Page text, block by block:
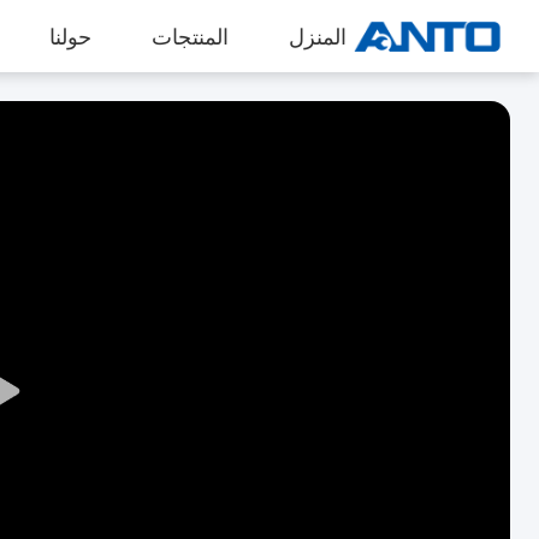
المنزل المنتجات حولنا